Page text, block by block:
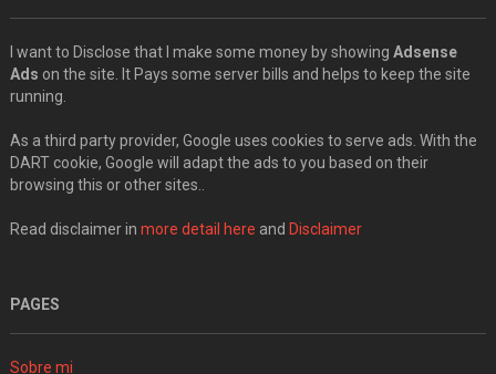
I want to Disclose that I make some money by showing Adsense
Ads on the site. It Pays some server bills and helps to keep the site
running.
As a third party provider, Google uses cookies to serve ads. With the
DART cookie, Google will adapt the ads to you based on their
browsing this or other sites..
Read disclaimer in more detail here and Disclaimer
PAGES
Sobre mi